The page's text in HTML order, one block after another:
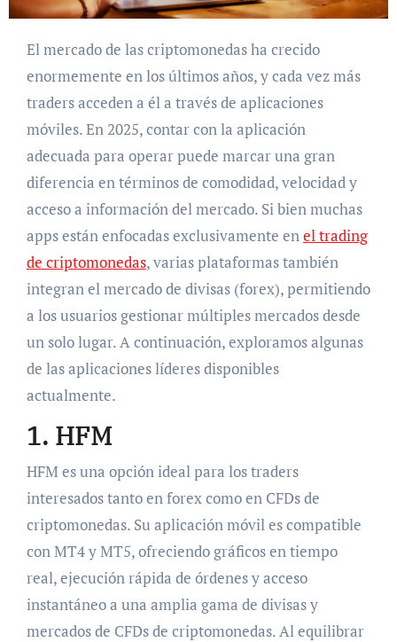
El mercado de las criptomonedas ha crecido
enormemente en los últimos años, y cada vez más
traders acceden a él a través de aplicaciones
móviles. En 2025, contar con la aplicación
adecuada para operar puede marcar una gran
diferencia en términos de comodidad, velocidad y
acceso a información del mercado. Si bien muchas
apps están enfocadas exclusivamente enel trading
de criptomonedas, varias plataformas también
integran el mercado de divisas (forex), permitiendo
a los usuarios gestionar múltiples mercados desde
un solo lugar. A continuación, exploramos algunas
de las aplicaciones líderes disponibles
actualmente.
1. HFM
HFM es una opción ideal para los traders
interesados tanto en forex como en CFDs de
criptomonedas. Su aplicación móvil es compatible
con MT4 y MT5, ofreciendo gráficos en tiempo
real, ejecución rápida de órdenes y acceso
instantáneo a una amplia gama de divisas y
mercados de CFDs de criptomonedas. Al equilibrar